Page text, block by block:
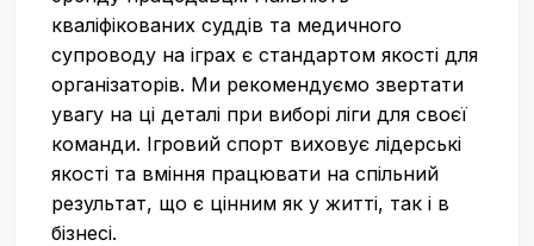
кваліфікованих суддів та медичного
супроводу на іграх є стандартом якості для
організаторів. Ми рекомендуємо звертати
увагу на ці деталі при виборі ліги для своєї
команди. Ігровий спорт виховує лідерські
якості та вміння працювати на спільний
результат, що є цінним як у житті, так і в
бізнесі.